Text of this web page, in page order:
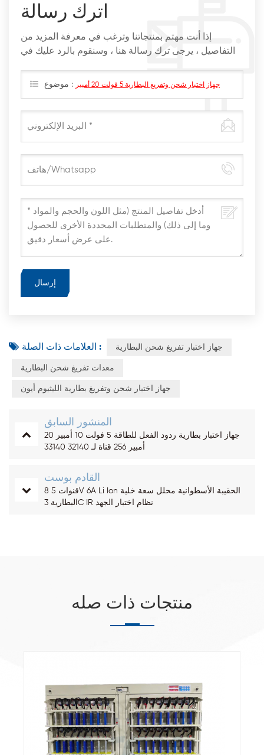
اترك رسالة
إذا أنت مهتم بمنتجاتنا وترغب في معرفة المزيد من
التفاصيل ، يرجى ترك رسالة هنا ، وسنقوم بالرد عليك في
موضوع : جهاز اختبار شحن وتفريغ البطارية 5 فولت 20 أمبير
العلامات ذات الصلة : جهاز اختبار تفريغ شحن البطارية
معدات تفريغ شحن البطارية
جهاز اختبار شحن وتفريغ بطارية الليثيوم أيون
المنشور السابق
جهاز اختبار بطارية ردود الفعل للطاقة 5 فولت 10 أمبير 20
أمبير 256 قناة لـ 32140 33140
القادم بوست
8 قنوات 5V 6A Li Ion الحقيبة الأسطوانية محلل سعة خلية
البطارية 3C IR نظام اختبار الجهد
منتجات ذات صله